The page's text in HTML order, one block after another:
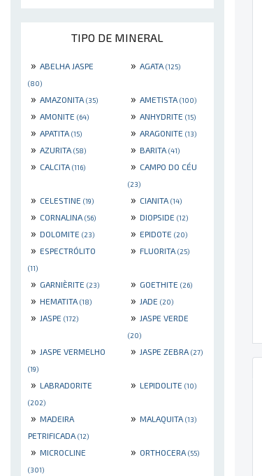
TIPO DE MINERAL
» ABELHA JASPE
(80)
» AGATA (125)
» AMAZONITA (35) » AMETISTA (100)
» AMONITE (64) » ANHYDRITE (15)
» APATITA (15) » ARAGONITE (13)
» AZURITA (58) » BARITA (41)
» CALCITA (116) » CAMPO DO CÉU
(23)
» CELESTINE (19) » CIANITA (14)
» CORNALINA (56) » DIOPSIDE (12)
» DOLOMITE (23) » EPIDOTE (20)
» ESPECTRÓLITO
(11)
» FLUORITA (25)
» GARNIÈRITE (23) » GOETHITE (26)
» HEMATITA (18) » JADE (20)
» JASPE (172) » JASPE VERDE
(20)
» JASPE VERMELHO
(19)
» JASPE ZEBRA (27)
» LABRADORITE
(202)
» LEPIDOLITE (10)
» MADEIRA
PETRIFICADA (12)
» MALAQUITA (13)
» MICROCLINE
(301)
» ORTHOCERA (55)